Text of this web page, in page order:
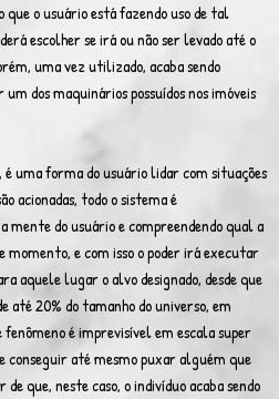
o usuário está fazendo uso de tal
escolher se irá ou não ser levado até o
uma vez utilizado, acaba sendo
dos maquinários possuídos nos imóveis
é uma forma do usuário lidar com situações
acionadas, todo o sistema é
mente do usuário e compreendendo qual a
e com isso o poder irá executar
aquele lugar o alvo designado, desde que
até 20% do tamanho do universo, em
é imprevisível em escala super
conseguir até mesmo puxar alguém que
que, neste caso, o indivíduo acaba sendo